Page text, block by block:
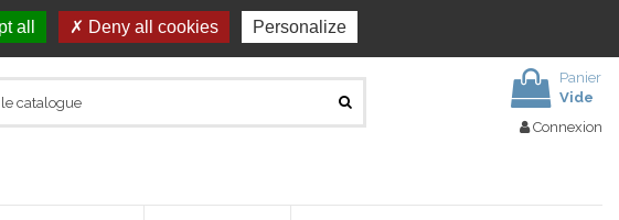
Panier
Vide
Connexion
all Deny all cookies Personalize